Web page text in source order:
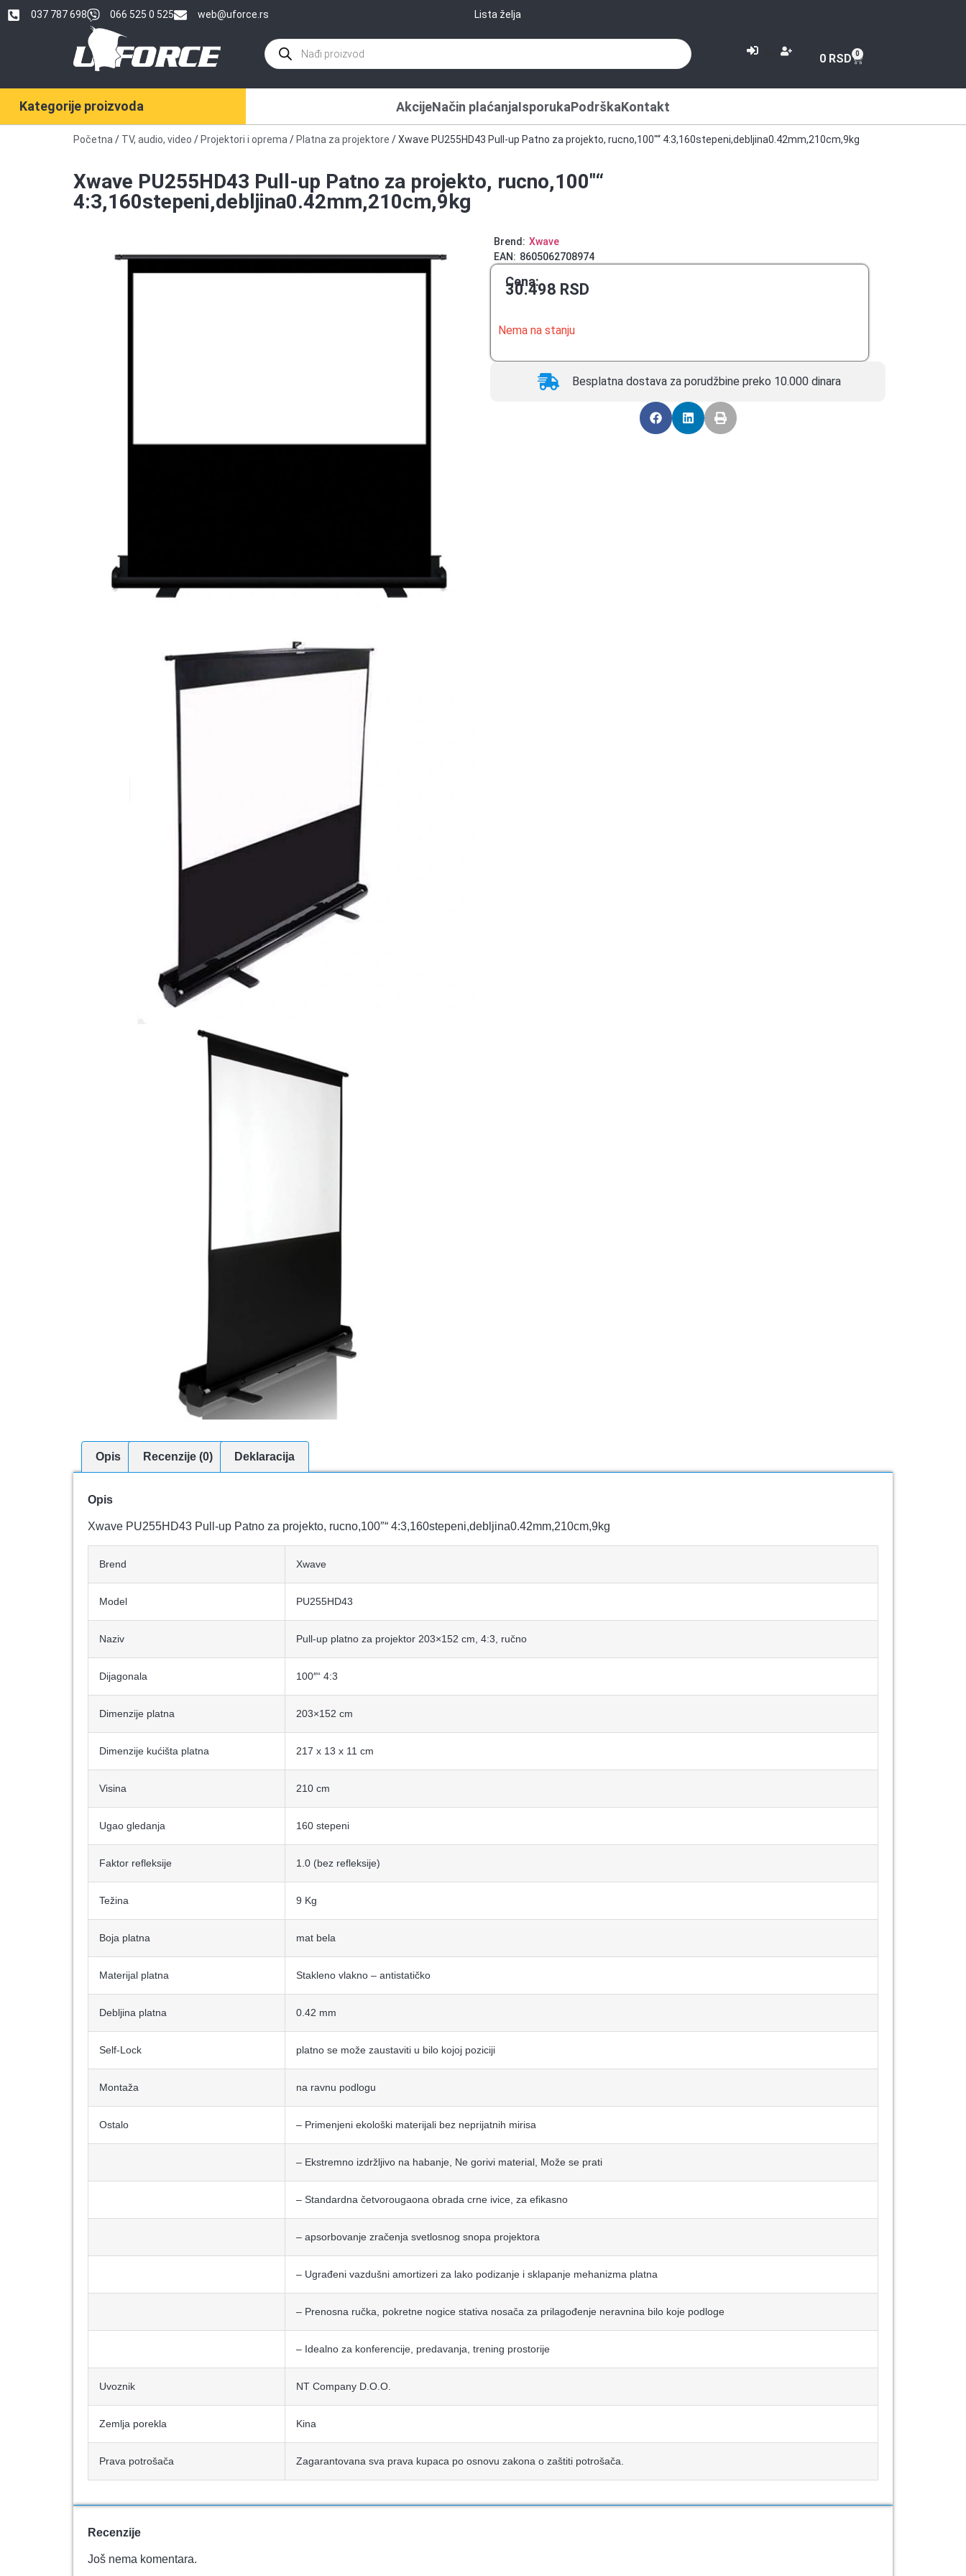
037 787 698 066 525 0 525 web@uforce.rs Lista želja
0 RSD 0
Kategorije proizvoda AkcijeNačin plaćanjaIsporukaPodrškaKontakt
Početna / TV, audio, video / Projektori i oprema / Platna za projektore / Xwave PU255HD43 Pull-up Patno za projekto, rucno,100″“ 4:3,160stepeni,debljina0.42mm,210cm,9kg
Xwave PU255HD43 Pull-up Patno za projekto, rucno,100″“
4:3,160stepeni,debljina0.42mm,210cm,9kg
Brend: Xwave
EAN: 8605062708974
Cena:
30.498 RSD
Nema na stanju
Besplatna dostava za porudžbine preko 10.000 dinara
Opis Recenzije (0) Deklaracija
Opis
Xwave PU255HD43 Pull-up Patno za projekto, rucno,100″“ 4:3,160stepeni,debljina0.42mm,210cm,9kg
Brend Xwave
Model PU255HD43
Naziv Pull-up platno za projektor 203×152 cm, 4:3, ručno
Dijagonala 100″“ 4:3
Dimenzije platna 203×152 cm
Dimenzije kućišta platna 217 x 13 x 11 cm
Visina 210 cm
Ugao gledanja 160 stepeni
Faktor refleksije 1.0 (bez refleksije)
Težina 9 Kg
Boja platna mat bela
Materijal platna Stakleno vlakno – antistatičko
Debljina platna 0.42 mm
Self-Lock platno se može zaustaviti u bilo kojoj poziciji
Montaža na ravnu podlogu
Ostalo – Primenjeni ekološki materijali bez neprijatnih mirisa
– Ekstremno izdržljivo na habanje, Ne gorivi material, Može se prati
– Standardna četvorougaona obrada crne ivice, za efikasno
– apsorbovanje zračenja svetlosnog snopa projektora
– Ugrađeni vazdušni amortizeri za lako podizanje i sklapanje mehanizma platna
– Prenosna ručka, pokretne nogice stativa nosača za prilagođenje neravnina bilo koje podloge
– Idealno za konferencije, predavanja, trening prostorije
Uvoznik NT Company D.O.O.
Zemlja porekla Kina
Prava potrošača Zagarantovana sva prava kupaca po osnovu zakona o zaštiti potrošača.
Recenzije
Još nema komentara.